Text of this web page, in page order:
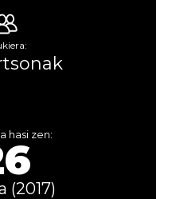
hasi zen:
(2017)